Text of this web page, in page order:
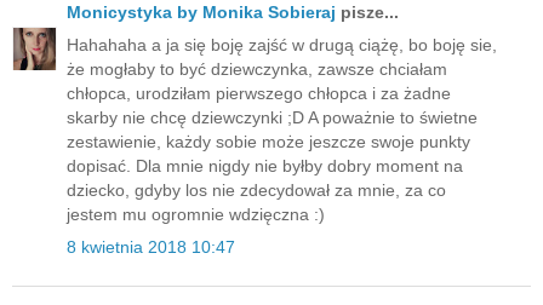
Monicystyka by Monika Sobieraj pisze...
Hahahaha a ja się boję zajść w drugą ciążę, bo boję sie,
że mogłaby to być dziewczynka, zawsze chciałam
chłopca, urodziłam pierwszego chłopca i za żadne
skarby nie chcę dziewczynki ;D A poważnie to świetne
zestawienie, każdy sobie może jeszcze swoje punkty
dopisać. Dla mnie nigdy nie byłby dobry moment na
dziecko, gdyby los nie zdecydował za mnie, za co
jestem mu ogromnie wdzięczna :)
8 kwietnia 2018 10:47